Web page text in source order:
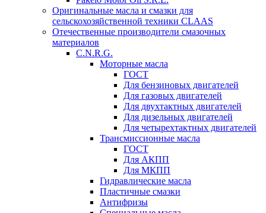
Оригинальные масла и смазки для
сельскохозяйственной техники CLAAS
Отечественные производители смазочных
материалов
C.N.R.G.
Моторные масла
ГОСТ
Для бензиновых двигателей
Для газовых двигателей
Для двухтактных двигателей
Для дизельных двигателей
Для четырехтактных двигателей
Трансмиссионные масла
ГОСТ
Для АКПП
Для МКПП
Гидравлические масла
Пластичные смазки
Антифризы